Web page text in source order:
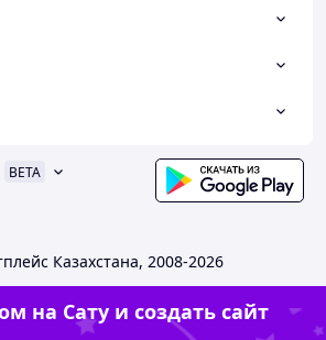
BETA
Казахстана, 2008-2026
на Сату и создать сайт